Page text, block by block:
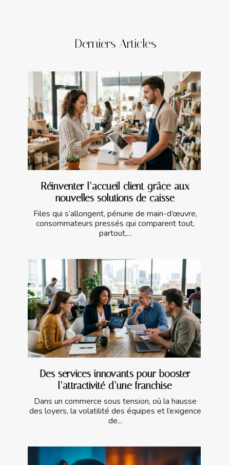
Derniers Articles
Réinventer l’accueil client grâce aux
nouvelles solutions de caisse
Files qui s’allongent, pénurie de main-d’œuvre,
consommateurs pressés qui comparent tout,
partout,...
Des services innovants pour booster
l’attractivité d’une franchise
Dans un commerce sous tension, où la hausse
des loyers, la volatilité des équipes et l’exigence
de...